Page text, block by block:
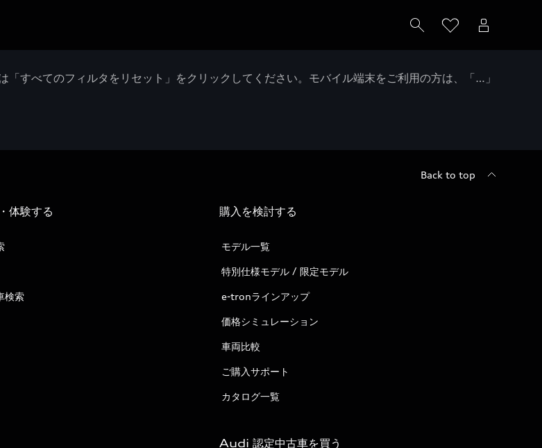
すべてのフィルタをリセット」をクリックしてください。モバイル端末をご利用の方は、「…」
Back to top
体験する
検索
購入を検討する
モデル一覧
特別仕様モデル / 限定モデル
e-tronラインアップ
価格シミュレーション
車両比較
ご購入サポート
カタログ一覧
Audi 認定中古車を買う